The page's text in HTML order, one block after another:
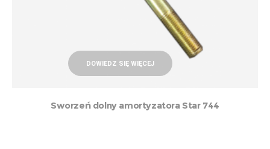
DOWIEDZ SIĘ WIĘCEJ
Sworzeń dolny amortyzatora Star 744